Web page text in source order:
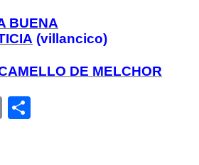
BUENA
(villancico)
DE MELCHOR
Email